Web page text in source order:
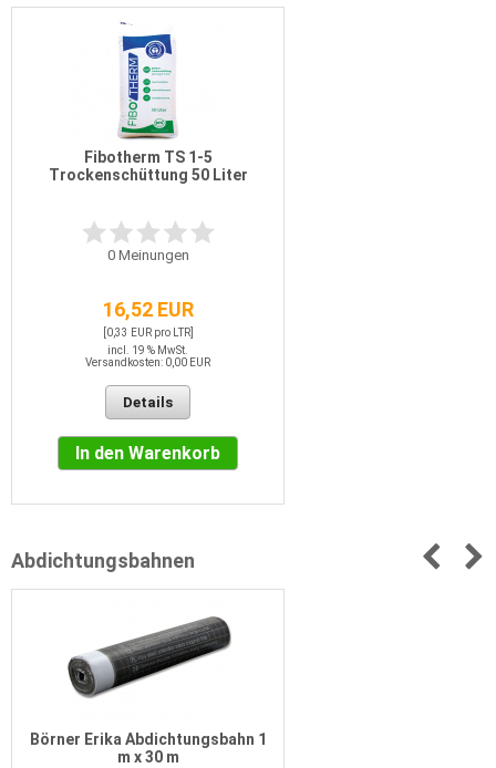
Fibotherm TS 1-5
Trockenschüttung 50 Liter
0Meinungen
16,52 EUR
[0,33 EUR pro LTR]
incl. 19 % MwSt.
Versandkosten: 0,00 EUR
Details
In den Warenkorb
Abdichtungsbahnen
Börner Erika Abdichtungsbahn 1
m x 30 m